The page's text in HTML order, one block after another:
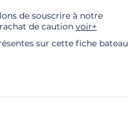
de souscrire à notre
de caution voir+
sur cette fiche bateau